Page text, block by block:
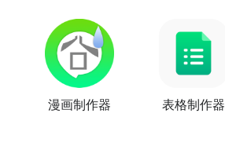
漫画制作器 表格制作器